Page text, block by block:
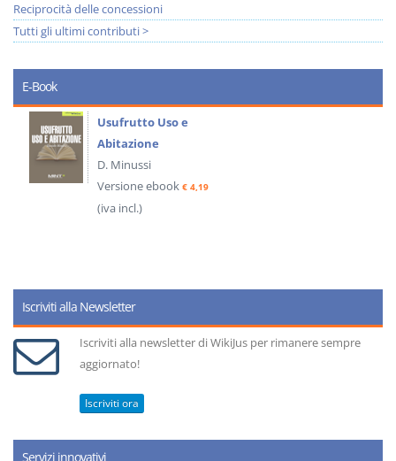
Reciprocità delle concessioni
Tutti gli ultimi contributi >
E-Book
Usufrutto Uso e
Abitazione
D. Minussi
Versione ebook € 4,19
(iva incl.)
Iscriviti alla Newsletter
Iscriviti alla newsletter di WikiJus per rimanere sempre
aggiornato!
Iscriviti ora
Servizi innovativi